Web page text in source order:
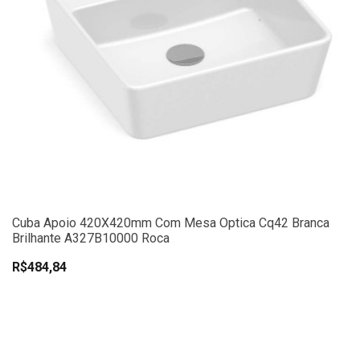
Cuba Apoio 420X420mm Com Mesa Optica Cq42 Branca
Brilhante A327B10000 Roca
R$484,84